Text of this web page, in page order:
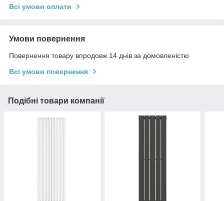
Всі умови оплати
Умови повернення
Повернення товару впродовж 14 днів за домовленістю
Всі умови повернення
Подібні товари компанії